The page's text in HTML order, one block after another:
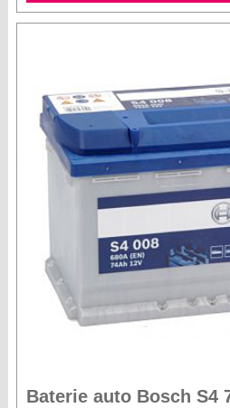
Baterie auto Bosch S4